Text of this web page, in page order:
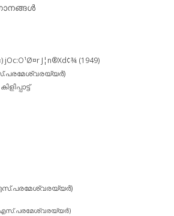
jOc:O¹Ø¤r J¦n®Xd¢¾ (1949)